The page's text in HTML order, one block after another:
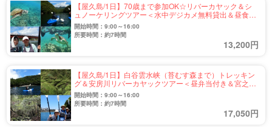
【屋久島/1日】70歳まで参加OK☆リバーカヤック＆シ
ュノーケリングツアー＜水中デジカメ無料貸出＆昼食付
き＞ウミガメにも会えるかも♪（No.6）
開始時間：9:00～16:00
所要時間：約7時間
13,200円
【屋久島/1日】白谷雲水峡（苔むす森まで）トレッキン
グ＆安房川リバーカヤックツアー＜昼弁当付き＆宮之浦
～安房エリア送迎可能＞（No.5）
開始時間：9:00～16:00
所要時間：約7時間
17,050円